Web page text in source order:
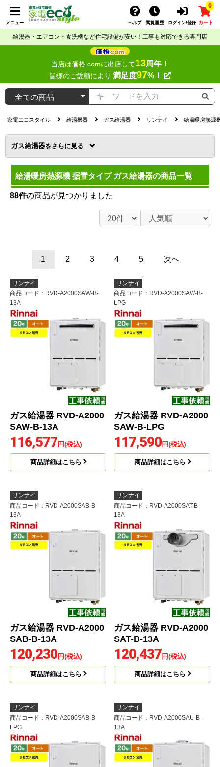
メニュー ヘルプ 閲覧履歴 ログイン/登録
0
カート
給湯器・エアコン・食洗機など住宅設備が安い！工事も対応できる専門店
当店は価格.comに出店して13周年！
皆様のご愛顧により 満足度97%！
家電エコスタイル 給湯機器 ガス給湯器 リンナイ 給湯暖房熱源
ガス給湯器を
給湯暖房熱源機 据置タイプ ガス給湯器の商品一覧
88件の商品が見つかりました
1 2 3 4 5 次へ
リンナイ
商品コード ：RVD-A2000SAW-B-
13A
ガス給湯器 RVD-A2000
SAW-B-13A
116,577円(税込)
商品詳細はこちら
リンナイ
商品コード ：RVD-A2000SAW-B-
LPG
ガス給湯器 RVD-A2000
SAW-B-LPG
117,590円(税込)
商品詳細はこちら
リンナイ
商品コード ：RVD-A2000SAB-B-
13A
ガス給湯器 RVD-A2000
SAB-B-13A
120,230円(税込)
商品詳細はこちら
リンナイ
商品コード ：RVD-A2000SAT-B-
13A
ガス給湯器 RVD-A2000
SAT-B-13A
120,437円(税込)
商品詳細はこちら
リンナイ
商品コード ：RVD-A2000SAB-B-
LPG
リンナイ
商品コード ：RVD-A2000SAU-B-
13A